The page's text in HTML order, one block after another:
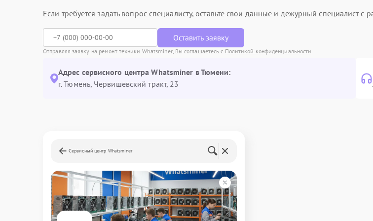
Если требуется задать вопрос специалисту, оставьте свои данные и дежурный специалист с
Оставить заявку
Отправляя заявку на ремонт техники Whatsminer, Вы соглашаетесь с Политикой конфиденциальности
Адрес сервисного центра Whatsminer в Тюмени:
г. Тюмень, ​Червишевский тракт, 23
Сервисный центр Whatsminer